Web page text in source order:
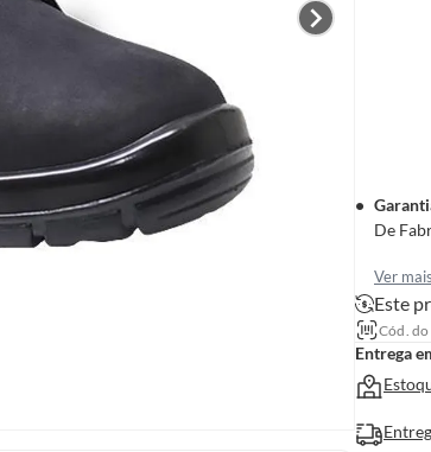
De
Ver mais
Este
Cód.
Entrega